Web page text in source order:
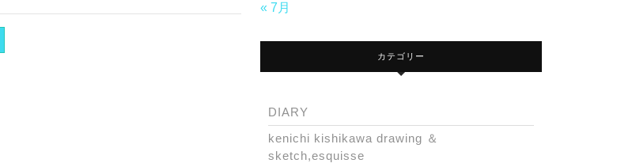
« 7月
カテゴリー
DIARY
kenichi kishikawa drawing ＆
sketch,esquisse